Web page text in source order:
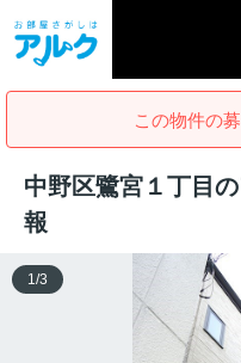
この物件の
中野区鷺宮１丁目
報
1 /3